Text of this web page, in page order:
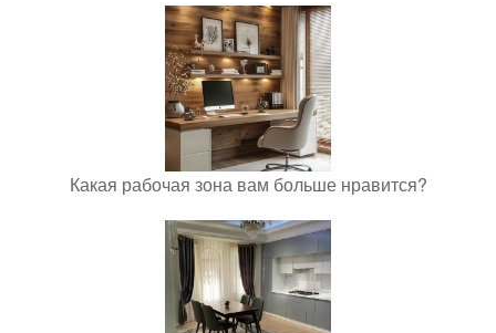
Какая рабочая зона вам больше нравится?